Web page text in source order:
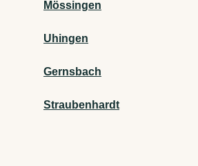
Mössingen
Uhingen
Gernsbach
Straubenhardt